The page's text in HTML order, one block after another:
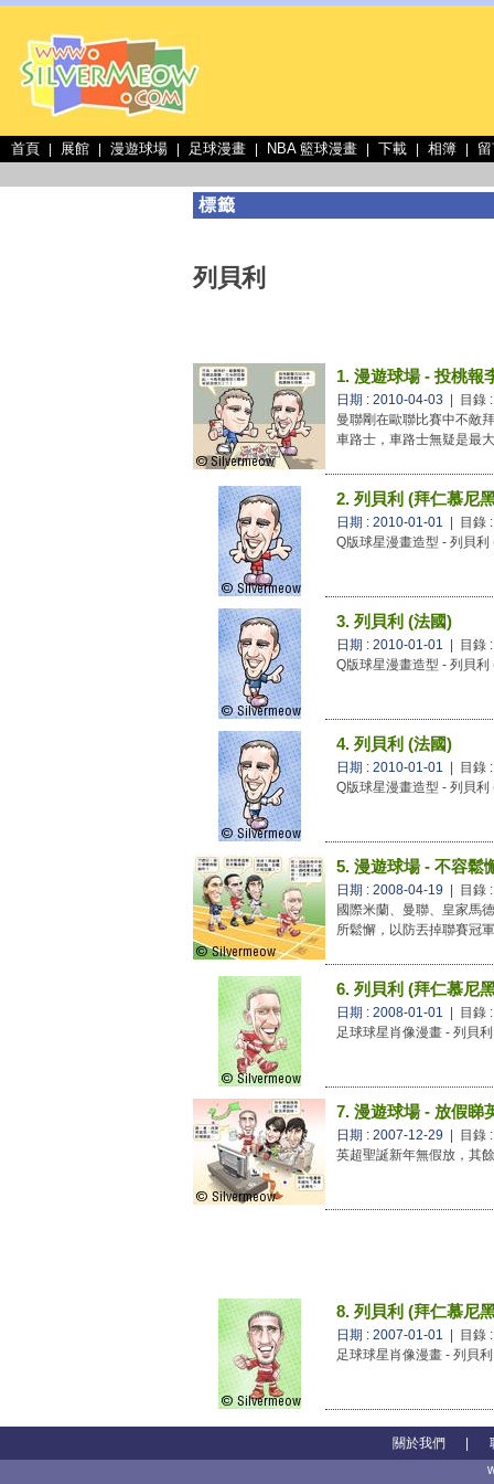
首頁 展館 漫遊球場 足球漫畫 NBA 籃球漫畫 下載 相簿
標籤
列貝利
1. 漫遊球場 - 投桃報
日期 : 2010-04-03 | 目錄
曼聯剛在歐聯比賽中不敵
車路士，車路士無疑是最
2. 列貝利 (拜仁慕尼
日期 : 2010-01-01 | 目錄
Q版球星漫畫造型 - 列貝利
3. 列貝利 (法國)
日期 : 2010-01-01 | 目錄
Q版球星漫畫造型 - 列貝利
4. 列貝利 (法國)
日期 : 2010-01-01 | 目錄
Q版球星漫畫造型 - 列貝利
5. 漫遊球場 - 不容鬆
日期 : 2008-04-19 | 目錄
國際米蘭、曼聯、皇家馬
所鬆懈，以防丟掉聯賽冠軍
6. 列貝利 (拜仁慕尼
日期 : 2008-01-01 | 目錄
足球球星肖像漫畫 - 列貝
7. 漫遊球場 - 放假睇
日期 : 2007-12-29 | 目錄
英超聖誕新年無假放，其
8. 列貝利 (拜仁慕尼
日期 : 2007-01-01 | 目錄
足球球星肖像漫畫 - 列貝
關於我們